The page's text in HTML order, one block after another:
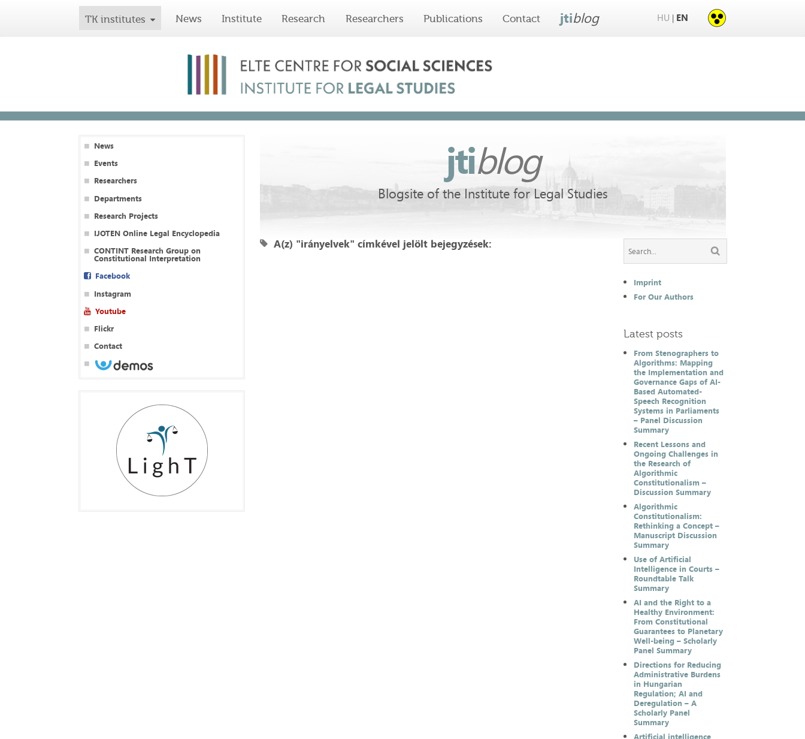
TK institutes News Institute Research Researchers Publications Contact jtiblog HU | EN
News
Events
Researchers
Departments
Research Projects
IJOTEN Online Legal Encyclopedia
CONTINT Research Group on
Constitutional Interpretation
Facebook
Instagram
Youtube
Flickr
Contact
jtiblog
Blogsite of the Institute for Legal Studies
A(z) "irányelvek" címkével jelölt bejegyzések:
Imprint
For Our Authors
Latest posts
From Stenographers to
Algorithms: Mapping
the Implementation and
Governance Gaps of AI-
Based Automated-
Speech Recognition
Systems in Parliaments
– Panel Discussion
Summary
Recent Lessons and
Ongoing Challenges in
the Research of
Algorithmic
Constitutionalism –
Discussion Summary
Algorithmic
Constitutionalism:
Rethinking a Concept –
Manuscript Discussion
Summary
Use of Artificial
Intelligence in Courts –
Roundtable Talk
Summary
AI and the Right to a
Healthy Environment:
From Constitutional
Guarantees to Planetary
Well-being – Scholarly
Panel Summary
Directions for Reducing
Administrative Burdens
in Hungarian
Regulation; AI and
Deregulation – A
Scholarly Panel
Summary
Artificial intelligence